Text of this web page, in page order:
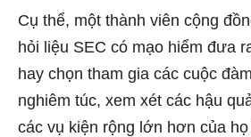
Cụ thể, một thành viên cộng
hỏi liệu SEC có mạo hiểm đưa
hay chọn tham gia các cuộc
nghiêm túc, xem xét các hậu
các vụ kiện rộng lớn hơn của